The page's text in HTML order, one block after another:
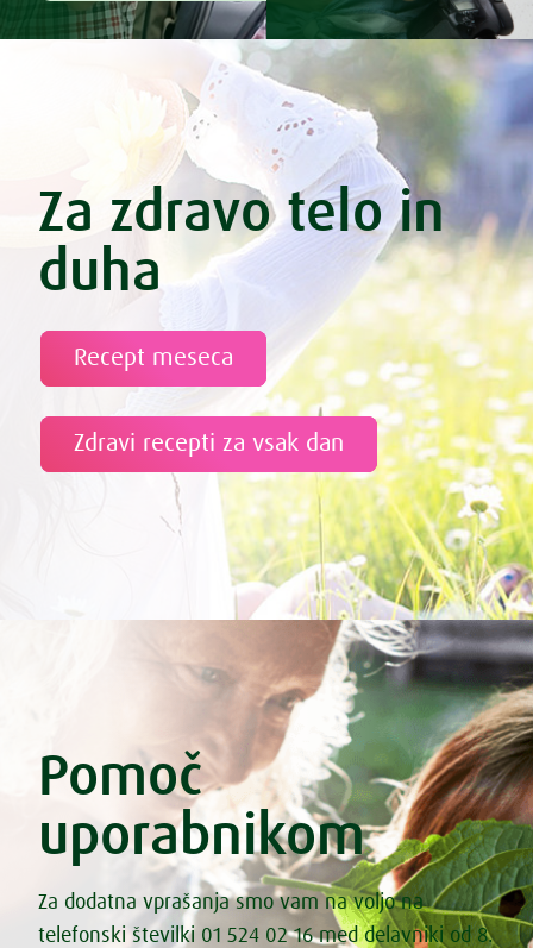
Za zdravo telo in
duha
Recept meseca
Zdravi recepti za vsak dan
Pomoč
uporabnikom
Za dodatna vprašanja smo vam na voljo na
telefonski številki 01 524 02 16 med delavniki od 8.